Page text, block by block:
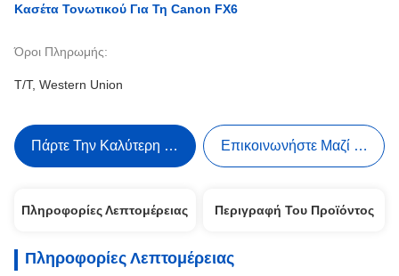
Κασέτα Τονωτικού Για Τη Canon FX6
Όροι Πληρωμής:
T/T, Western Union
Πάρτε Την Καλύτερη Τιμή Επικοινωνήστε Μαζί Μας
Πληροφορίες Λεπτομέρειας Περιγραφή Του Προϊόντος
Πληροφορίες Λεπτομέρειας